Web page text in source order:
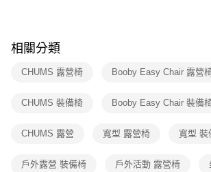
※ 交易是否成功請以「AFTEE先享後付 」之結帳頁面
是否繳費成功／繳費後需取消欲退款等相關疑問，請
客戶支援中心」https://netprotections.freshdesk.com/
１．透過由恩沛科技股份有限公司提供之「AFTEE先
權轉讓予恩沛科技股份有限公司。
３．未成年的使用者請事先徵得法定代理人或監護人
相關分類
CHUMS 露營椅 Booby Easy Chair 露營
CHUMS 裝備椅 Booby Easy Chair 裝備
CHUMS 露營 寬型 露營椅 寬型 裝
戶外露營 裝備椅 戶外活動 露營椅